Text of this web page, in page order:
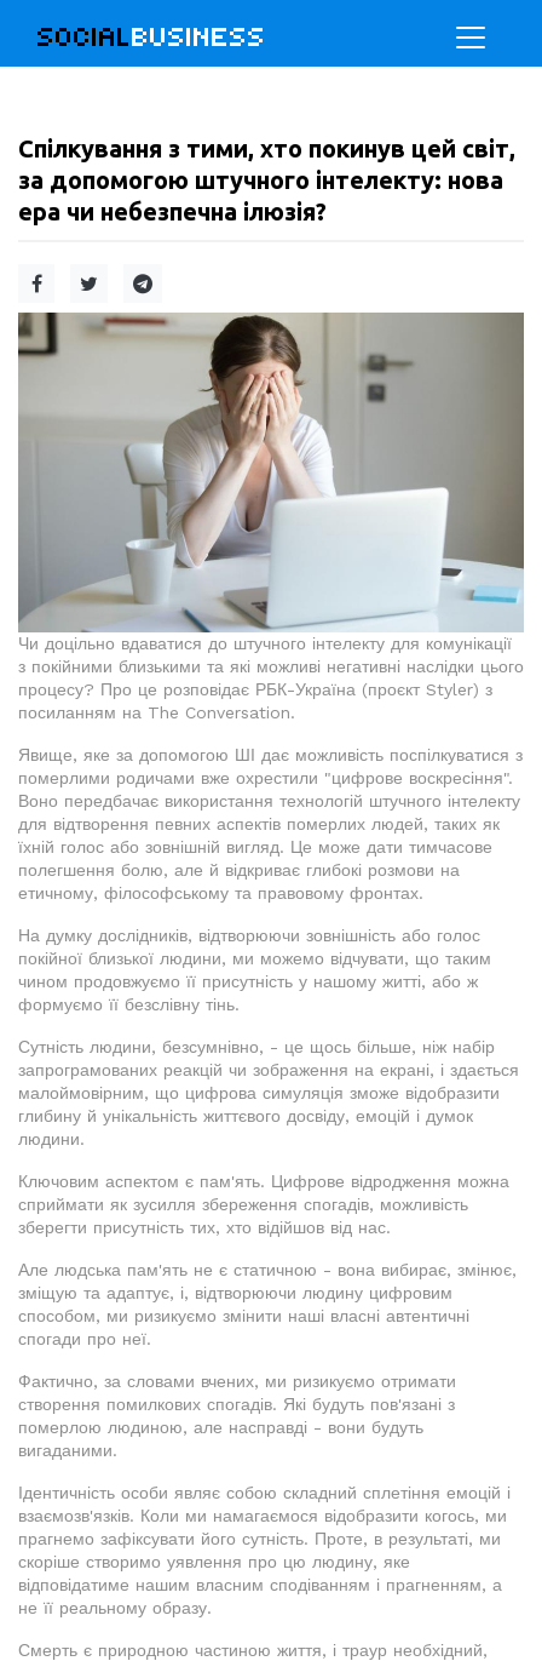
SOCIALBUSINESS
Спілкування з тими, хто покинув цей світ,
за допомогою штучного інтелекту: нова
ера чи небезпечна ілюзія?
Чи доцільно вдаватися до штучного інтелекту для комунікації
з покійними близькими та які можливі негативні наслідки цього
процесу? Про це розповідає РБК-Україна (проєкт Styler) з
посиланням на The Conversation.
Явище, яке за допомогою ШІ дає можливість поспілкуватися з
померлими родичами вже охрестили "цифрове воскресіння".
Воно передбачає використання технологій штучного інтелекту
для відтворення певних аспектів померлих людей, таких як
їхній голос або зовнішній вигляд. Це може дати тимчасове
полегшення болю, але й відкриває глибокі розмови на
етичному, філософському та правовому фронтах.
На думку дослідників, відтворюючи зовнішність або голос
покійної близької людини, ми можемо відчувати, що таким
чином продовжуємо її присутність у нашому житті, або ж
формуємо її безслівну тінь.
Сутність людини, безсумнівно, - це щось більше, ніж набір
запрограмованих реакцій чи зображення на екрані, і здається
малоймовірним, що цифрова симуляція зможе відобразити
глибину й унікальність життєвого досвіду, емоцій і думок
людини.
Ключовим аспектом є пам'ять. Цифрове відродження можна
сприймати як зусилля збереження спогадів, можливість
зберегти присутність тих, хто відійшов від нас.
Але людська пам'ять не є статичною - вона вибирає, змінює,
зміщую та адаптує, і, відтворюючи людину цифровим
способом, ми ризикуємо змінити наші власні автентичні
спогади про неї.
Фактично, за словами вчених, ми ризикуємо отримати
створення помилкових спогадів. Які будуть пов'язані з
померлою людиною, але насправді - вони будуть
вигаданими.
Ідентичність особи являє собою складний сплетіння емоцій і
взаємозв'язків. Коли ми намагаємося відобразити когось, ми
прагнемо зафіксувати його сутність. Проте, в результаті, ми
скоріше створимо уявлення про цю людину, яке
відповідатиме нашим власним сподіванням і прагненням, а
не її реальному образу.
Смерть є природною частиною життя, і траур необхідний,